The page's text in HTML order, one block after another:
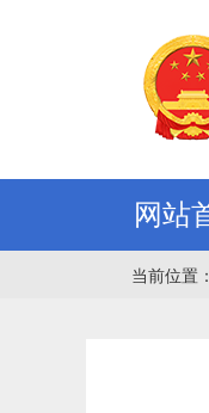
网站
当前位置：